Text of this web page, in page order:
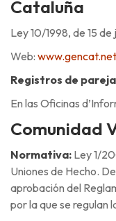
Cataluña
Ley 10/1998, de 15
Web: www.gencat.net
Registros de
En las Oficinas
Comunidad
Normativa: Ley 1/
Uniones de Hecho.
aprobación del
por la que se regulan